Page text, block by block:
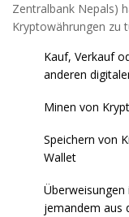
Zentralbank Nepals)
Kryptowährungen zu
Kauf, Verkauf
anderen
Minen von
Speichern von
Wallet
jemandem aus